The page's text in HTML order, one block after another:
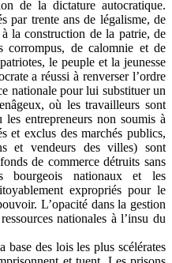
de la dictature autocratique.
par trente ans de légalisme, de
à la construction de la patrie, de
corrompus, de calomnie et de
le peuple et la jeunesse
a réussi à renverser l’ordre
nationale pour lui substituer un
où les travailleurs sont
entrepreneurs non soumis à
et exclus des marchés publics,
et vendeurs des villes) sont
de commerce détruits sans
bourgeois nationaux et les
expropriés pour le
L’opacité dans la gestion
nationales à l’insu du
des lois les plus scélérates